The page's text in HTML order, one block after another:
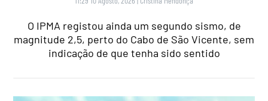
O IPMA registou ainda um segundo sismo, de
magnitude 2,5, perto do Cabo de São Vicente, sem
indicação de que tenha sido sentido